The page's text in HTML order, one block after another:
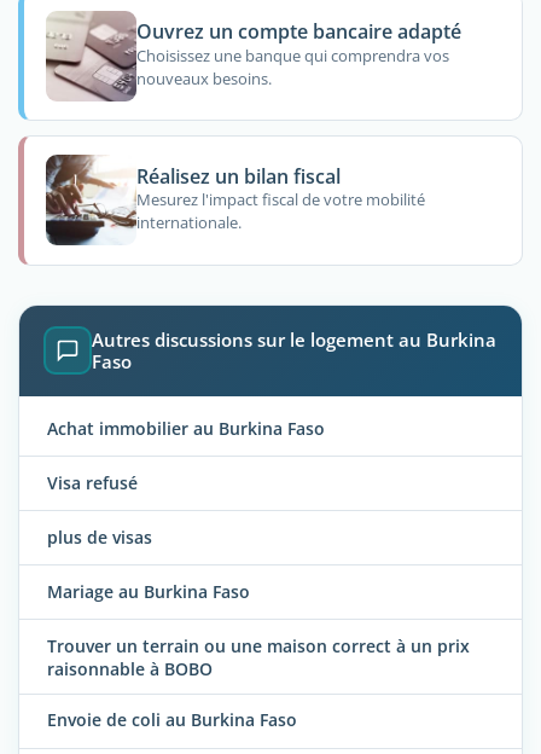
Ouvrez un compte bancaire adapté
Choisissez une banque qui comprendra vos
nouveaux besoins.
Réalisez un bilan fiscal
Mesurez l'impact fiscal de votre mobilité
internationale.
Autres discussions sur le logement au Burkina
Faso
Achat immobilier au Burkina Faso
Visa refusé
plus de visas
Mariage au Burkina Faso
Trouver un terrain ou une maison correct à un prix
raisonnable à BOBO
Envoie de coli au Burkina Faso